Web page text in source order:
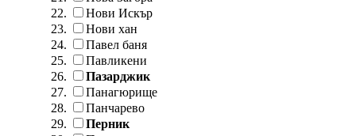
Нови Искър
Нови хан
Павел баня
Павликени
Пазарджик
Панагюрище
Панчарево
Перник